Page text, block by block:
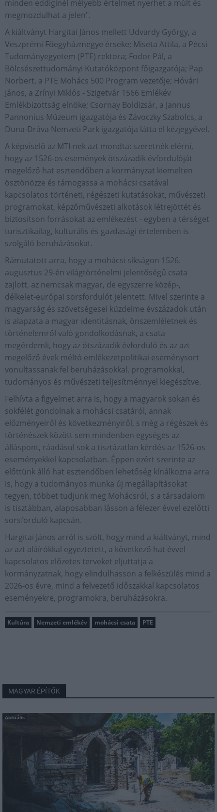
minden eddiginél mélyebb értelmet nyerhet a múlt és
megmozdulhat a jelen".
A kiáltványt Hargitai János mellett Udvardy György, a
Veszprémi Főegyházmegye érseke; Miseta Attila, a Pécsi
Tudományegyetem (PTE) rektora; Fodor Pál, a
Bölcsészettudományi Kutatóközpont főigazgatója; Pap
Norbert, a PTE Mohács 500 Program vezetője; Hóvári
János, a Zrínyi Miklós - Szigetvár 1566 Emlékév
Emlékbizottság elnöke; Csornay Boldizsár, a Jannus
Pannonius Múzeum igazgatója és Závoczky Szabolcs, a
Duna-Dráva Nemzeti Park igazgatója látta el kézjegyével.
A képviselő az MTI-nek azt mondta: szeretnék elérni,
hogy az 1526-os események ötszázadik évfordulóját
megelőző hat esztendőben a kormányzat kiemelten
ösztönözze és támogassa a mohácsi csatával
kapcsolatos történeti, régészeti kutatásokat, művészeti
programokat, képzőművészeti alkotások létrejöttét és
biztosítson forrásokat az emlékezést - egyben a térséget
turisztikailag, kulturális és gazdasági értelemben is -
szolgáló beruházásokat.
Rámutatott arra, hogy a mohácsi síkságon 1526.
augusztus 29-én világtörténelmi jelentőségű csata
zajlott, az nemcsak magyar, de egyszerre közép-,
délkelet-európai sorsfordulót jelentett. Mivel szerinte a
magyarság és szövetségesei küzdelme évszázadok után
is alapzata a magyar identitásnak, önszemléletnek és
történelemről való gondolkodásnak, a csata
megérdemli, hogy az ötszázadik évforduló és az azt
megelőző évek méltó emlékezetpolitikai eseménysort
vonultassanak fel beruházásokkal, programokkal,
tudományos és művészeti teljesítménnyel kiegészítve.
Felhívta a figyelmet arra is, hogy a magyarok sokan és
sokfélét gondolnak a mohácsi csatáról, annak
előzményeiről és következményiről, s még a régészek és
történészek között sem mindenben egységes az
álláspont, ráadásul sok a tisztázatlan kérdés az 1526-os
eseményekkel kapcsolatban. Éppen ezért szerinte az
előttünk álló hat esztendőben lehetőség kínálkozna arra
is, hogy a tudományos munka új megállapításokat
tegyen, többet tudjunk meg Mohácsról, s a társadalom
is tisztábban, alaposabban lásson a félezer évvel ezelőtti
sorsforduló kapcsán.
Hargitai János arról is szólt, hogy mind a kiáltványt, mind
az azt aláírókkal egyeztetett, a következő hat évvel
kapcsolatos előzetes terveket eljuttatja a
kormányzatnak, hogy elindulhasson a felkészülés mind a
2026-os évre, mind a felvezető időszakkal kapcsolatos
eseményekre, programokra, beruházásokra.
Kultúra Nemzeti emlékév mohácsi csata PTE
MAGYAR ÉPÍTŐK
Aktuális